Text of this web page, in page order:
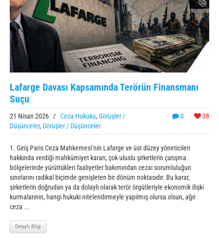
Lafarge Davası Kapsamında Terörün Finansmanı
Suçu
0 38
21 Nisan 2026 / Ceza Hukuku, Görüşler /
Düşünceler, Görüşler / Düşünceler
1. Giriş Paris Ceza Mahkemesi’nin Lafarge ve üst düzey yöneticileri
hakkında verdiği mahkûmiyet kararı, çok uluslu şirketlerin çatışma
bölgelerinde yürüttükleri faaliyetler bakımından cezai sorumluluğun
sınırlarını radikal biçimde genişleten bir dönüm noktasıdır. Bu karar,
şirketlerin doğrudan ya da dolaylı olarak terör örgütleriyle ekonomik ilişki
kurmalarının, hangi hukuki nitelendirmeyle yapılmış olursa olsun, ağır
ceza ...
Detaylı Bilgi